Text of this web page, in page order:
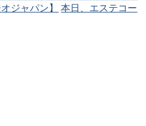
ジャパン】
本日、エステコー